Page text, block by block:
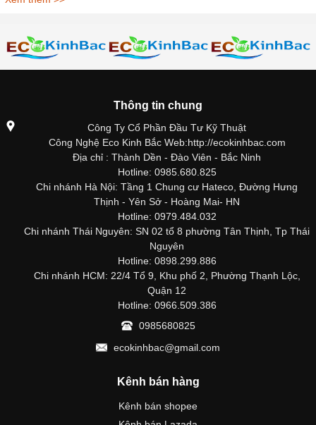
Thông tin chung
Công Ty Cổ Phần Đầu Tư Kỹ Thuật
Công Nghệ Eco Kinh Bắc Web:http://ecokinhbac.com
Địa chỉ : Thành Dền - Đào Viên - Bắc Ninh
Hotline: 0985.680.825
Chi nhánh Hà Nội: Tầng 1 Chung cư Hateco, Đường Hưng
Thịnh - Yên Sở - Hoàng Mai- HN
Hotline: 0979.484.032
Chi nhánh Thái Nguyên: SN 02 tổ 8 phường Tân Thịnh, Tp Thái
Nguyên
Hotline: 0898.299.886
Chi nhánh HCM: 22/4 Tổ 9, Khu phố 2, Phường Thạnh Lộc,
Quận 12
Hotline: 0966.509.386
0985680825
ecokinhbac@gmail.com
Kênh bán hàng
Kênh bán shopee